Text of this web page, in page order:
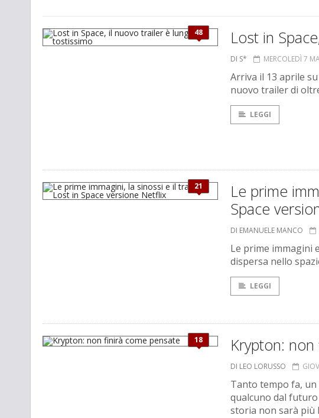
48 Lost in
DI S* MERCOLEDÌ 7
Arriva il 13 aprile
nuovo trailer di
LEGGI
21
Le prime
Space
DI EMANUELE MANCO
Le prime immagini
dispersa nello
LEGGI
18 Krypton:
DI LEO LORUSSO
Tanto tempo fa, un
qualcuno dal
storia non sarà più